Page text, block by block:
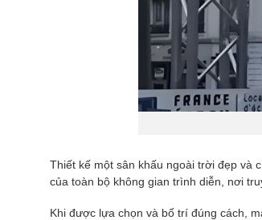
Thiết kế một sân khấu ngoài trời đẹp và
của toàn bộ không gian trình diễn, nơi
Khi được lựa chọn và bố trí đúng cách,